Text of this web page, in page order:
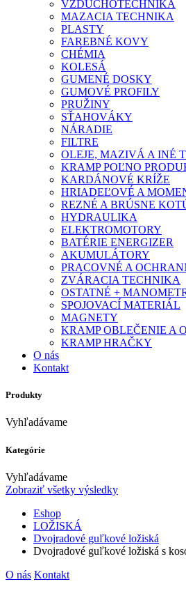
VZDUCHOTECHNIKA
MAZACIA TECHNIKA
PLASTY
FAREBNÉ KOVY
CHÉMIA
KOLESÁ
GUMENÉ DOSKY
GUMOVÉ PROFILY
PRUŽINY
SŤAHOVÁKY
NÁRADIE
FILTRE
OLEJE, MAZIVÁ A INÉ
KRAMP POĽNO
KARDÁNOVÉ KRÍŽE
HRIADEĽOVÉ A
REZNÉ A BRÚSNE
HYDRAULIKA
ELEKTROMOTORY
BATÉRIE ENERGIZER
AKUMULÁTORY
PRACOVNÉ A
ZVÁRACIA TECHNIKA
OSTATNÉ +
SPOJOVACÍ MATERIÁL
MAGNETY
KRAMP OBLEČENIE A
KRAMP HRAČKY
O nás
Kontakt
Produkty
Vyhľadávame
Kategórie
Vyhľadávame
Zobraziť všetky výsledky
Eshop
LOŽISKÁ
Dvojradové guľkové ložiská
Dvojradové guľkové ložiská s
O nás Kontakt